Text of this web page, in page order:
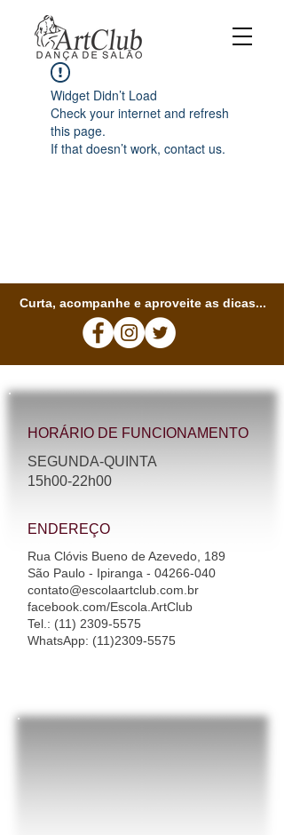
Widget Didn’t Load
Check your internet and refresh
this page.
If that doesn’t work, contact us.
Curta, acompanhe e aproveite as dicas...
HORÁRIO DE FUNCIONAMENTO
SEGUNDA-QUINTA
15h00-22h00​
ENDEREÇO
Rua Clóvis Bueno de Azevedo, 189
São Paulo - Ipiranga - 04266-040
contato@escolaartclub.com.br
facebook.com/Escola.ArtClub
Tel. : (11) 2309-5575
WhatsApp: (11)2309-5575